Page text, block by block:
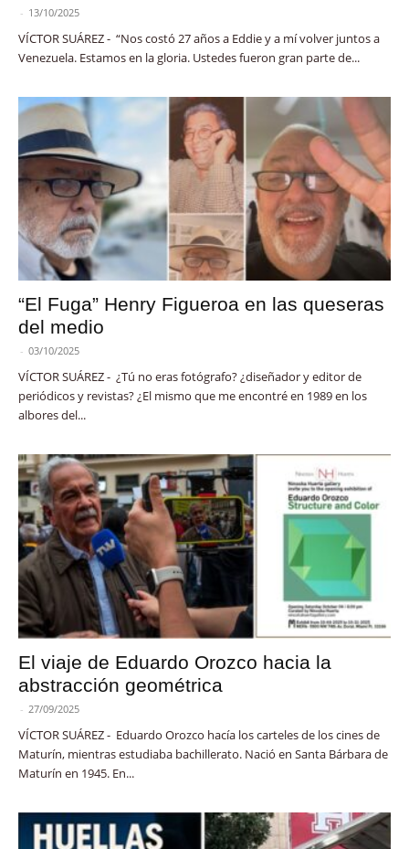
- 13/10/2025
VÍCTOR SUÁREZ - “Nos costó 27 años a Eddie y a mí volver juntos a
Venezuela. Estamos en la gloria. Ustedes fueron gran parte de...
“El Fuga” Henry Figueroa en las queseras
del medio
- 03/10/2025
VÍCTOR SUÁREZ - ¿Tú no eras fotógrafo? ¿diseñador y editor de
periódicos y revistas? ¿El mismo que me encontré en 1989 en los
albores del...
El viaje de Eduardo Orozco hacia la
abstracción geométrica
- 27/09/2025
VÍCTOR SUÁREZ - Eduardo Orozco hacía los carteles de los cines de
Maturín, mientras estudiaba bachillerato. Nació en Santa Bárbara de
Maturín en 1945. En...